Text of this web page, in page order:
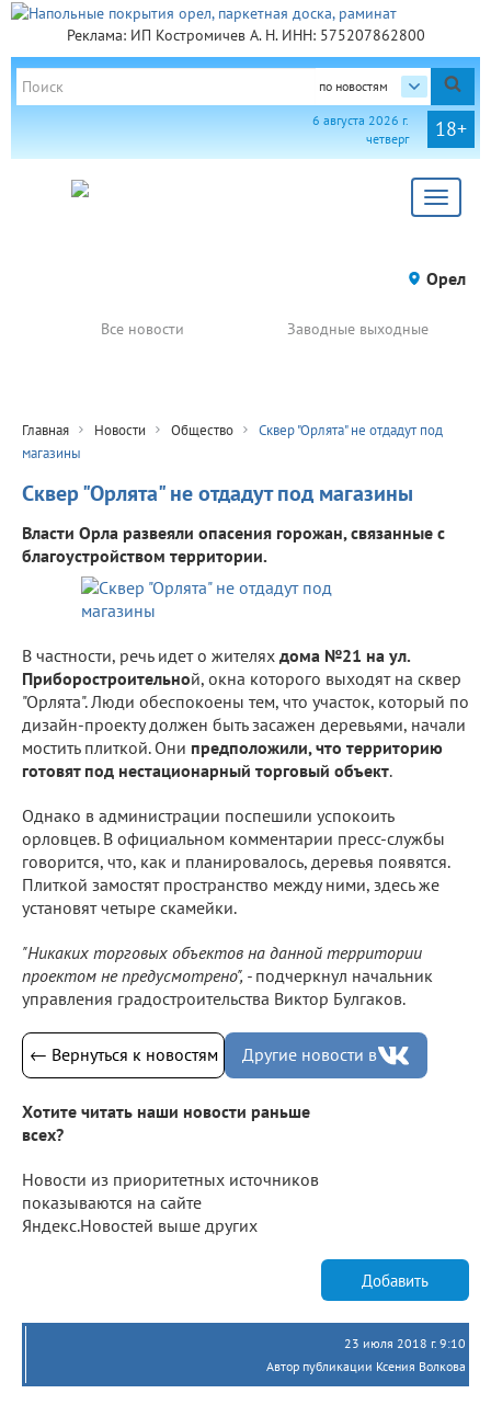
Реклама: ИП Костромичев А. Н. ИНН: 575207862800
по новостям
18+
6 августа 2026 г.
четверг
Toggle
Орел
Все новости Заводные выходные
Главная Новости Общество
Сквер "Орлята" не отдадут под
магазины
Сквер "Орлята" не отдадут под магазины
Власти Орла развеяли опасения горожан, связанные с
благоустройством территории.
В частности, речь идет о жителях дома №21 на ул.
Приборостроительной, окна которого выходят на сквер
"Орлята". Люди обеспокоены тем, что участок, который по
дизайн-проекту должен быть засажен деревьями, начали
мостить плиткой. Они предположили, что территорию
готовят под нестационарный торговый объект.
Однако в администрации поспешили успокоить
орловцев. В официальном комментарии пресс-службы
говорится, что, как и планировалось, деревья появятся.
Плиткой замостят пространство между ними, здесь же
установят четыре скамейки.
"Никаких торговых объектов на данной территории
проектом не предусмотрено", - подчеркнул начальник
управления градостроительства Виктор Булгаков.
← Вернуться к новостям Другие новости в
Хотите читать наши новости раньше
всех?
Новости из приоритетных источников
показываются на сайте
Яндекс.Новостей выше других
Добавить
23 июля 2018 г. 9:10
Автор публикации Ксения Волкова